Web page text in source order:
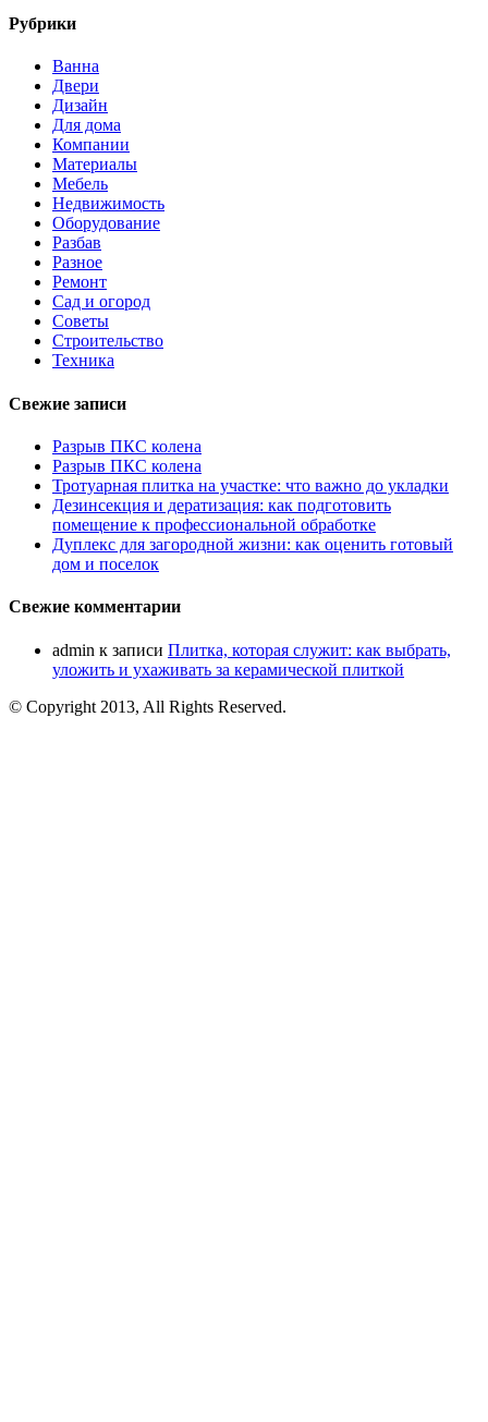
Рубрики
Ванна
Двери
Дизайн
Для дома
Компании
Материалы
Мебель
Недвижимость
Оборудование
Разбав
Разное
Ремонт
Сад и огород
Советы
Строительство
Техника
Свежие записи
Разрыв ПКС колена
Разрыв ПКС колена
Тротуарная плитка на участке: что важно до укладки
Дезинсекция и дератизация: как подготовить
помещение к профессиональной обработке
Дуплекс для загородной жизни: как оценить готовый
дом и поселок
Свежие комментарии
admin к записи Плитка, которая служит: как выбрать,
уложить и ухаживать за керамической плиткой
© Copyright 2013, All Rights Reserved.